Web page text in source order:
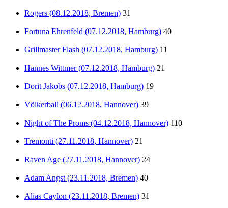
Rogers (08.12.2018, Bremen) 31
Fortuna Ehrenfeld (07.12.2018, Hamburg) 40
Grillmaster Flash (07.12.2018, Hamburg) 11
Hannes Wittmer (07.12.2018, Hamburg) 21
Dorit Jakobs (07.12.2018, Hamburg) 19
Völkerball (06.12.2018, Hannover) 39
Night of The Proms (04.12.2018, Hannover) 110
Tremonti (27.11.2018, Hannover) 21
Raven Age (27.11.2018, Hannover) 24
Adam Angst (23.11.2018, Bremen) 40
Alias Caylon (23.11.2018, Bremen) 31